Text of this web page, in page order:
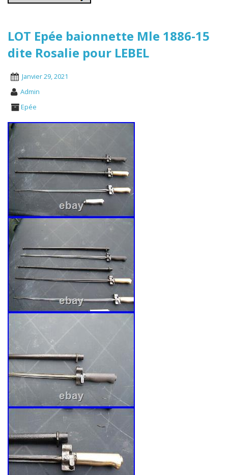
LOT Epée baionnette Mle 1886-15
dite Rosalie pour LEBEL
Janvier 29, 2021
Admin
Epée